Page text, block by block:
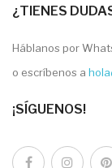
¿TIENES
Háblanos por
o escríbenos a
¡SÍGUENOS!